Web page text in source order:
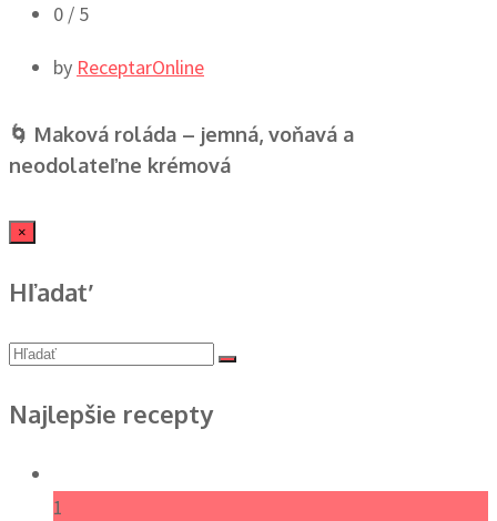
0 / 5
by ReceptarOnline
🌀 Maková roláda – jemná, voňavá a
neodolateľne krémová
×
Hľadať
Najlepšie recepty
1